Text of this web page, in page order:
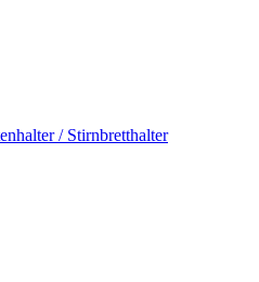
/ Stirnbretthalter